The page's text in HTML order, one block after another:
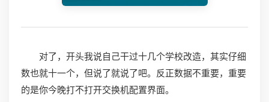
对了，开头我说自己干过十几个学校改造，其实仔细
数也就十一个，但说了就说了吧。反正数据不重要，重要
的是你今晚打不打开交换机配置界面。